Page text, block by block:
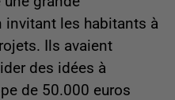
les habitants à
Ils avaient
des idées à
de 50.000 euros